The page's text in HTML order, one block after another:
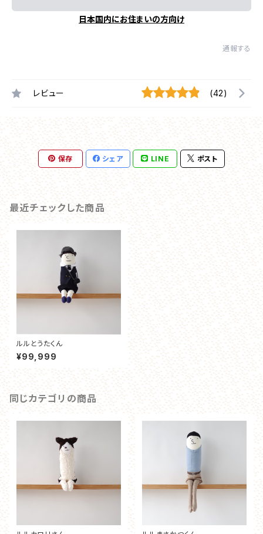
日本国内にお住まいの方向け
通報する
レビュー (42)
保存 シェア LINE ポスト
最近チェックした商品
ルルとうたくん
¥99,999
同じカテゴリの商品